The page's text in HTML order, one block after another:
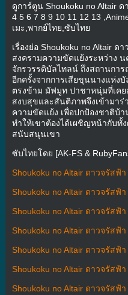
ดูการ์ตูน Shoukoku no Altair
4 5 6 7 8 9 10 11 12 13
เมะ,พากย์ไทย,ซับไทย
เรื่องย่อ Shoukoku no Altair
สงครามความขัดแย้งระหว่าง น
จักรวรรดิบัลไทลน์ ถึงสถานกา
อีกครั้งจากการเสียขุนนางแห่ง
ตรงข้าม มัฟมูท ปาชาหนุ่มที่เคย
สงบสุขและสันติภาพจึงเข้ามาร่
ความขัดแย้ง เพื่อปกป้องชาติบ้า
ทำให้เขาต้องได้เผชิญหน้ากับทั้
สนับสนุนเขา
ซับไทยโดย [AK-FS &
Shoukoku no Altair ดาวจรัส
Shoukoku no Altair ดาวจรัส
Shoukoku no Altair ดาวจรัส
Shoukoku no Altair ดาวจรัส
Shoukoku no Altair ดาวจรัส
Shoukoku no Altair ดาวจรัส
Shoukoku no Altair ดาวจรัส